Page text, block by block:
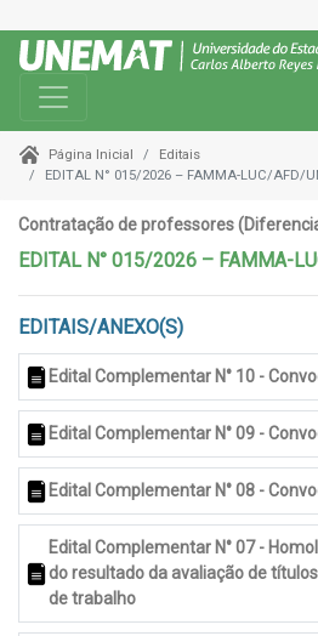
Toggle navigation
Página Inicial
Editais
EDITAL N° 015/2026 – FAMMA-LUC/AFD/
Contratação de professores
EDITAL N° 015/2026 – FAMMA-
EDITAIS/ANEXO(S)
Edital Complementar N° 10 -
Edital Complementar N° 09 -
Edital Complementar N° 08 -
Edital Complementar N° 07 -
do resultado da avaliação de
de trabalho